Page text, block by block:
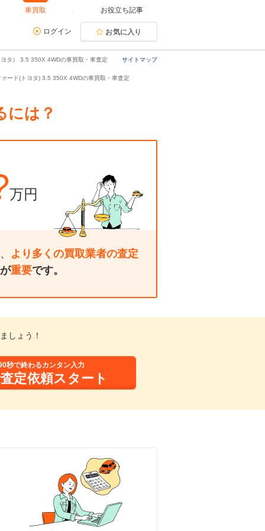
車買取 お役立ち記事
ログイン お気に入り
サイトマップ
タ） 3.5 350X 4WDの車買取・車査定
ァード(トヨタ) 3.5 350X 4WDの車買取・車査定
には？
万円
より多くの買取業者の査定
重要です。
しょう！
秒で終わるカンタン入力
定依頼スタート